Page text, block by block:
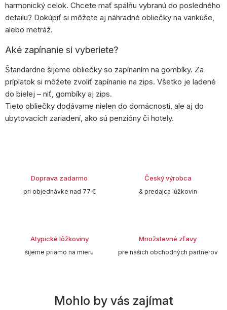
harmonický celok. Chcete mať spálňu vybranú do posledného
detailu? Dokúpiť si môžete aj náhradné obliečky na vankúše,
alebo metráž.
Aké zapínanie si vyberiete?
Štandardne šijeme obliečky so zapínaním na gombíky. Za
príplatok si môžete zvoliť zapínanie na zips. Všetko je ladené
do bielej – niť, gombíky aj zips.
Tieto obliečky dodávame nielen do domácností, ale aj do
ubytovacích zariadení, ako sú penzióny či hotely.
Doprava zadarmo
pri objednávke nad 77 €
Český výrobca
& predajca lůžkovin
Atypické lôžkoviny
šijeme priamo na mieru
Množstevné zľavy
pre našich obchodných partnerov